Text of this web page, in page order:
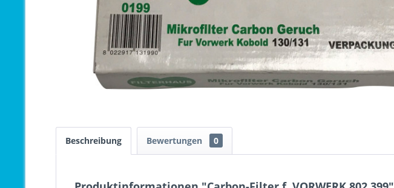
Beschreibung Bewertungen 0